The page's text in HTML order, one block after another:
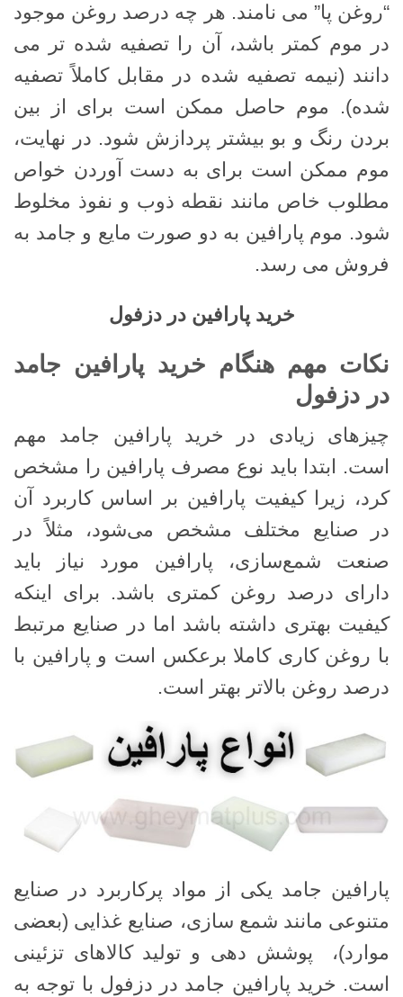
“روغن پا” می نامند. هر چه درصد روغن موجود
در موم کمتر باشد، آن را تصفیه شده تر می
دانند (نیمه تصفیه شده در مقابل کاملاً تصفیه
شده). موم حاصل ممکن است برای از بین
بردن رنگ و بو بیشتر پردازش شود. در نهایت،
موم ممکن است برای به دست آوردن خواص
مطلوب خاص مانند نقطه ذوب و نفوذ مخلوط
شود. موم پارافین به دو صورت مایع و جامد به
فروش می رسد.
خرید پارافین در دزفول
نکات مهم هنگام خرید پارافین جامد
در دزفول
چیزهای زیادی در خرید پارافین جامد مهم
است. ابتدا باید نوع مصرف پارافین را مشخص
کرد، زیرا کیفیت پارافین بر اساس کاربرد آن
در صنایع مختلف مشخص می‌شود، مثلاً در
صنعت شمع‌سازی، پارافین مورد نیاز باید
دارای درصد روغن کمتری باشد. برای اینکه
کیفیت بهتری داشته باشد اما در صنایع مرتبط
با روغن کاری کاملا برعکس است و پارافین با
درصد روغن بالاتر بهتر است.
پارافین جامد یکی از مواد پرکاربرد در صنایع
متنوعی مانند شمع ‌سازی، صنایع غذایی (بعضی
موارد)، پوشش‌ دهی و تولید کالاهای تزئینی
است. خرید پارافین جامد در دزفول با توجه به